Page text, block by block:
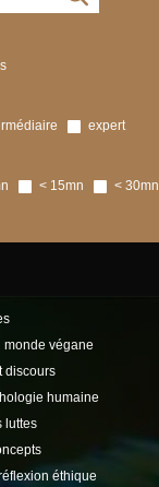
expert
< 15mn < 30mn
monde végane
discours
humaine
luttes
éthique